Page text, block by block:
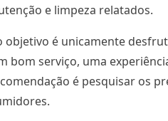
e limpeza relatados.
é unicamente
bom serviço, uma
é pesquisar os